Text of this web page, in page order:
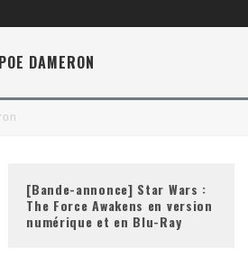
POE DAMERON
[Bande-annonce] Star Wars :
The Force Awakens en version
numérique et en Blu-Ray